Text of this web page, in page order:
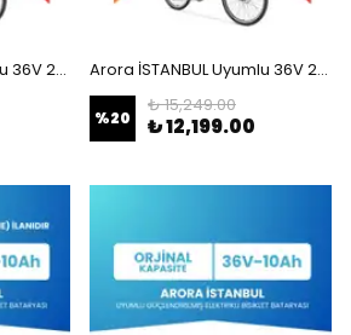
Arora İSTANBUL Uyumlu 36V 20Ah (Yüksek Kapasite) Güçlendirilmiş Elektrikli Bisiklet Bataryası Arora İSTANBUL Uyumlu 36V 20Ah (Yüksek Kapasite) Güçlendirilmiş Elektrikli Bisiklet Batarya Tamir, Revizyon ve Pil Yenileme
%20
₺ 15,249.00
₺ 12,199.00